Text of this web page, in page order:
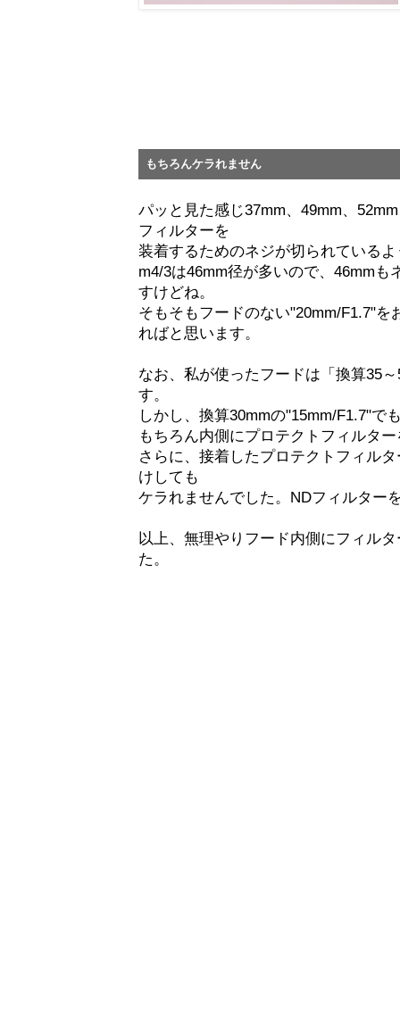
もちろんケラれません
パッと見た感じ37mm、49mm、
フィルターを
装着するためのネジが切られている
m4/3は46mm径が多いので、46mm
すけどね。
そもそもフードのない"20mm/F1.7"
ればと思います。
なお、私が使ったフードは「換算35
す。
しかし、換算30mmの"15mm/F1.7"で
もちろん内側にプロテクトフィルタ
さらに、接着したプロテクトフィル
けしても
ケラれませんでした。NDフィルター
以上、無理やりフード内側にフィル
た。